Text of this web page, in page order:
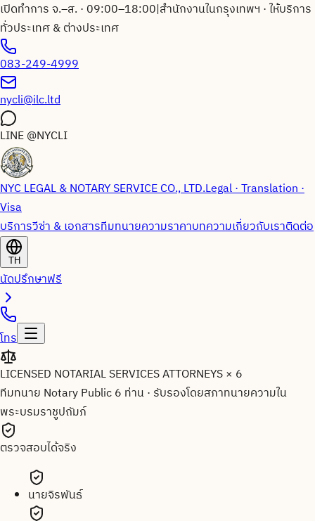
เปิดทำการ จ.–ส. · 09:00–18:00|สำนักงานในกรุงเทพฯ · ให้บริการ
ทั่วประเทศ & ต่างประเทศ
083-249-4999
nycli@ilc.ltd
LINE@NYCLI
NYC LEGAL & NOTARY SERVICE CO., LTD.Legal · Translation ·
Visa
บริการวีซ่า & เอกสารทีมทนายความราคาบทความเกี่ยวกับเราติดต่อ
TH
นัดปรึกษาฟรี
โทร
LICENSED NOTARIAL SERVICES ATTORNEYS × 6
ทีมทนาย Notary Public 6 ท่าน· รับรองโดยสภาทนายความใน
พระบรมราชูปถัมภ์
ตรวจสอบได้จริง
นายจิรพันธ์